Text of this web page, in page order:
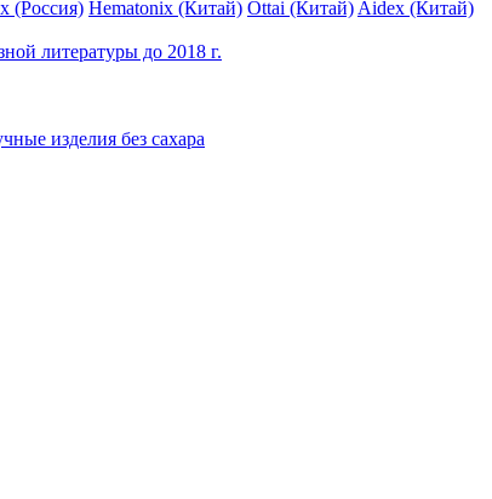
(Россия) Hematonix (Китай) Ottai (Китай) Aidex (Китай)
литературы до 2018 г.
изделия без сахара